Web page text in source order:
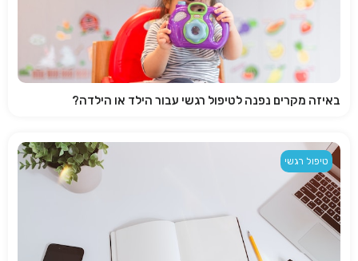
באיזה מקרים נפנה לטיפול רגשי עבור הילד או הילדה?
טיפול רגשי